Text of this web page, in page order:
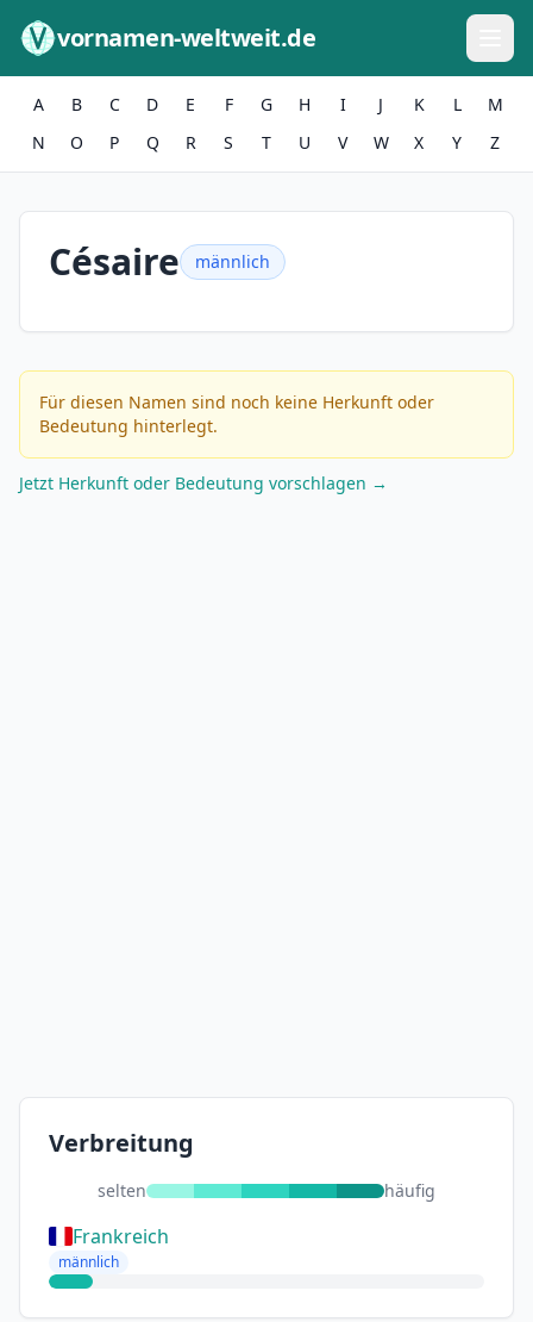
vornamen-weltweit.de
A B C D E F G H I J K L
M
N
O P Q R S T U V W X Y Z
Césaire männlich
Für diesen Namen sind noch keine Herkunft oder
Bedeutung hinterlegt.
Jetzt Herkunft oder Bedeutung vorschlagen →
Verbreitung
selten häufig
Frankreich
männlich